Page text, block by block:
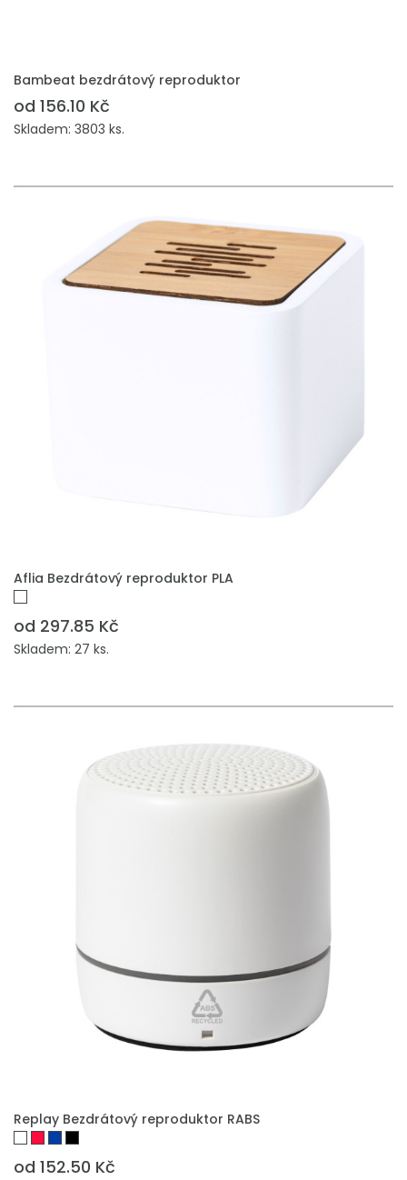
PŘIDAT DO POPTÁVKY
Bambeat bezdrátový reproduktor
od 156.10 Kč
Skladem: 3803 ks.
PŘIDAT DO POPTÁVKY
Aflia Bezdrátový reproduktor PLA
od 297.85 Kč
Skladem: 27 ks.
PŘIDAT DO POPTÁVKY
Replay Bezdrátový reproduktor RABS
od 152.50 Kč